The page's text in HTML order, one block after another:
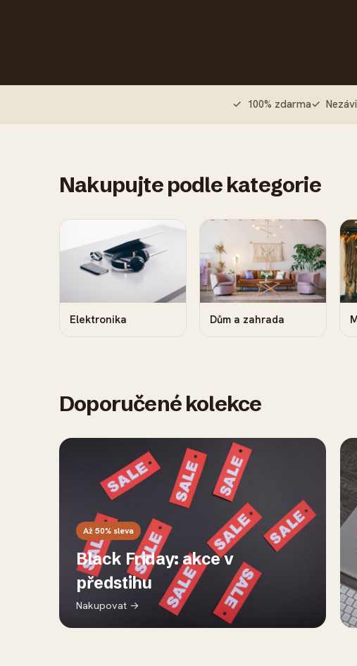
✓ 100% zdarma✓
Nakupujte podle kategorie
Elektronika Dům a zahrada
Doporučené kolekce
Až 50% sleva
Black Friday: akce v
předstihu
Nakupovat →